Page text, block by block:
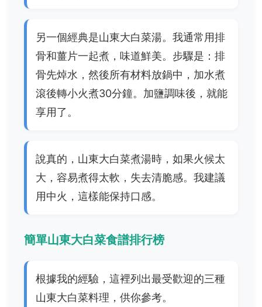
另一個經典是山東大白菜湯。我通常用排
骨和薑片一起煮，味道鮮美。步驟是：排
骨先焯水，然後所有材料放鍋中，加水煮
滾後轉小火煮30分鐘。加鹽調味後，就能
享用了。
說真的，山東大白菜煮湯時，如果火候太
大，容易煮得太軟，失去清脆感。我建議
用中火，這樣能保持口感。
簡單山東大白菜食譜排行榜
根據我的經驗，這裡列出最受歡迎的三種
山東大白菜料理，供你參考。